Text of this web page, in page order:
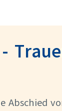
Abschied